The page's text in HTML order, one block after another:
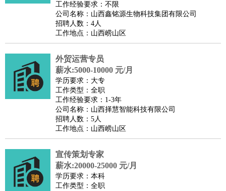
工作经验要求：不限
公司名称：山西鑫铭源生物科技集团有限公司
招聘人数：4人
工作地点：山西崂山区
外贸运营专员
薪水:5000-10000 元/月
学历要求：大专
工作类型：全职
工作经验要求：1-3年
公司名称：山西择慧智能科技有限公司
招聘人数：5人
工作地点：山西崂山区
宣传策划专家
薪水:20000-25000 元/月
学历要求：本科
工作类型：全职